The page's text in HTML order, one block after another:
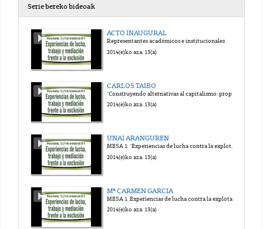
Serie bereko bideoak
ACTO INAUGURAL
Representantes académicos e institucionales
2014(e)ko aza. 13(a)
CARLOS TAIBO
"Construyendo alternativas al capitalismo: propuestas y experiencias transformadoras"
2014(e)ko aza. 13(a)
UNAI ARANGUREN
MESA 1. "Experiencias de lucha contra la explotación y la pobreza"
2014(e)ko aza. 13(a)
Mª CARMEN GARCIA
2014(e)ko aza. 13(a)